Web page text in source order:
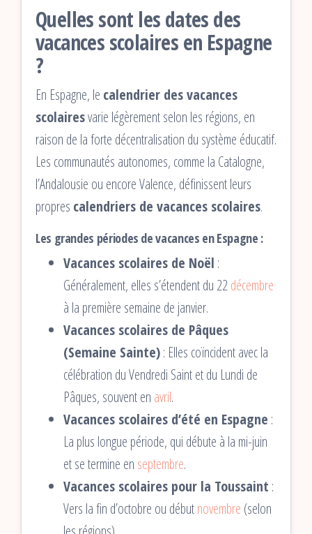
Quelles sont les dates des
vacances scolaires en Espagne
?
En Espagne, le calendrier des vacances
scolairesvarie légèrement selon les régions, en
raison de la forte décentralisation du système éducatif.
Les communautés autonomes, comme la Catalogne,
l’Andalousie ou encore Valence, définissent leurs
propres calendriers de vacances scolaires.
Les grandes périodes de vacances en Espagne :
Vacances scolaires de Noël :
Généralement, elles s’étendent du 22décembre
à la première semaine de janvier.
Vacances scolaires de Pâques
(Semaine Sainte): Elles coïncident avec la
célébration du Vendredi Saint et du Lundi de
Pâques, souvent en avril.
Vacances scolaires d’été en Espagne :
La plus longue période, qui débute à la mi-juin
et se termine en septembre.
Vacances scolaires pour la Toussaint :
Vers la fin d’octobre ou débutnovembre (selon